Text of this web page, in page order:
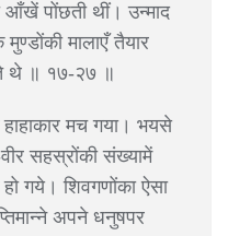
आँखें पोंछती थीं। उन्माद
मुण्डोंकी मालाएँ तैयार
थे ॥ १७-२७ ॥
मच गया। भयसे
सहस्रोंकी संख्यामें
हो गये। शिवगणोंका ऐसा
अपने धनुषपर